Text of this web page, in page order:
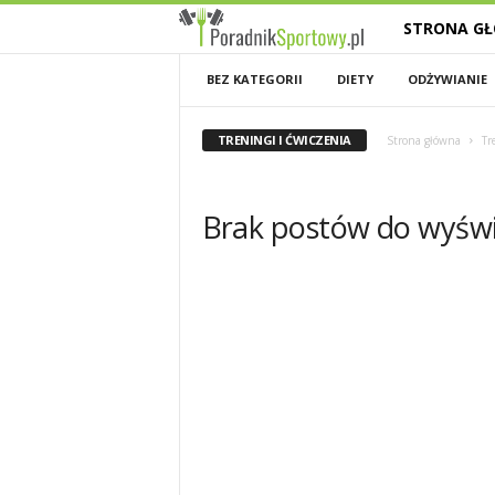
a
STRONA
BEZ KATEGORII DIETY ODŻYWIANIE
TRENINGI I ĆWICZENIA Strona główna
Brak postów do